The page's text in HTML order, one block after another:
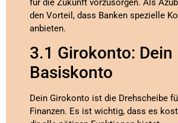
für die Zukunft vorzusorgen. Als
den Vorteil, dass Banken spezielle
anbieten.
3.1 Girokonto: Dein
Basiskonto
Dein Girokonto ist die Drehscheibe
Finanzen. Es ist wichtig, dass es